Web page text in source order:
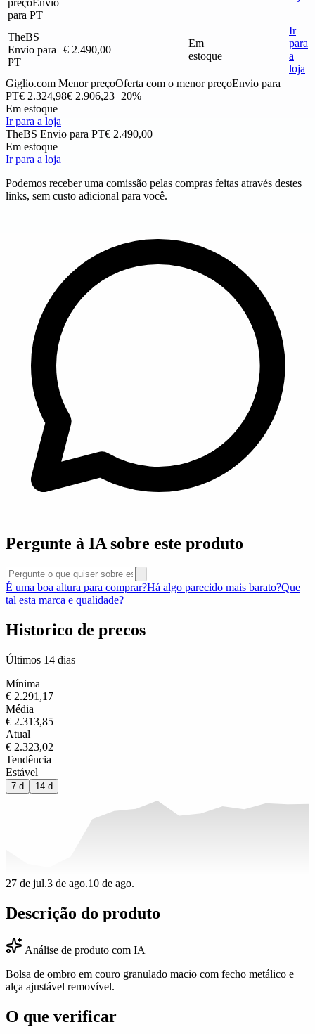
para PT
TheBS
Envio para
PT
€ 2.490,00
Em
estoque
—
Ir
para
a
loja
Giglio.com Menor preçoOferta com o menor preçoEnvio para
PT€ 2.324,98€ 2.906,23−20%
Em estoque
Ir para a loja
TheBS Envio para PT€ 2.490,00
Em estoque
Ir para a loja
Podemos receber uma comissão pelas compras feitas através destes
links, sem custo adicional para você.
Pergunte à IA sobre este produto
É uma boa altura para comprar?Há algo parecido mais barato?Que
tal esta marca e qualidade?
Historico de precos
Últimos 14 dias
Mínima
€ 2.291,17
Média
€ 2.313,85
Atual
€ 2.323,02
Tendência
Estável
7 d 14 d
27 de jul.3 de ago.10 de ago.
Descrição do produto
Análise de produto com IA
Bolsa de ombro em couro granulado macio com fecho metálico e
alça ajustável removível.
O que verificar